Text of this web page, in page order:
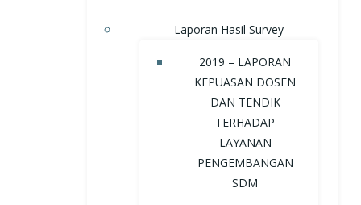
Laporan Hasil Survey
2019 – LAPORAN
KEPUASAN DOSEN
DAN TENDIK
TERHADAP
LAYANAN
PENGEMBANGAN
SDM